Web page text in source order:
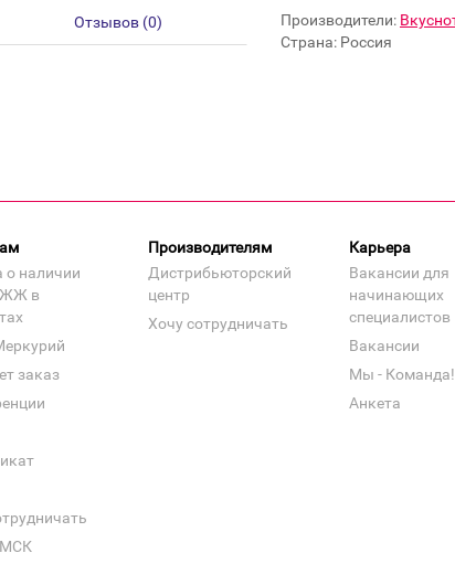
Отзывов (0) Производители:
Страна: Россия
о наличии
в
заказ
МСК
Производителям
Дистрибьюторский
центр
Хочу сотрудничать
Карьера
Вакансии для
начинающих
специалистов
Вакансии
Мы - Команда!
Анкета